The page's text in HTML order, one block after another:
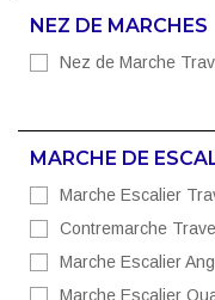
NEZ DE MARCHES
Nez de Marche
MARCHE DE
Marche Escalier
Contremarche
Marche Escalier
Marche Escalier